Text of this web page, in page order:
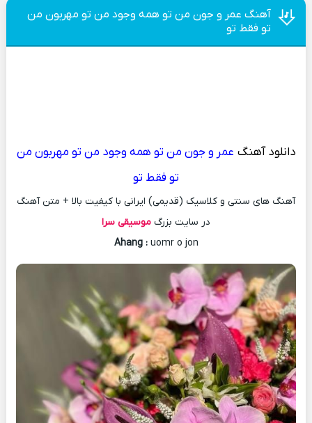
آهنگ عمر و جون من تو همه وجود من تو مهربون من
تو فقط تو
دانلود آهنگ عمر و جون من تو همه وجود من تو مهربون من
تو فقط تو
آهنگ های سنتی و کلاسیک (قدیمی) ایرانی با کیفیت بالا + متن آهنگ
در سایت بزرگ موسیقی سرا
Ahang :uomr o jon